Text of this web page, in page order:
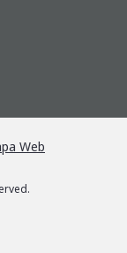
Web